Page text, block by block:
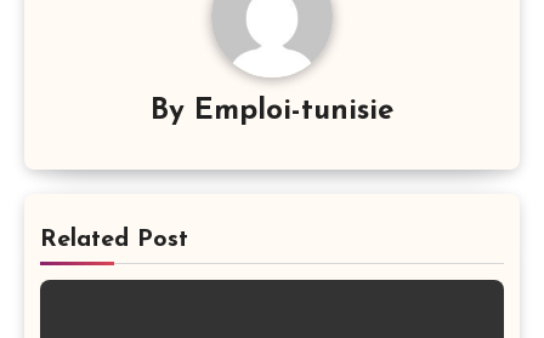
By Emploi-tunisie
Related Post